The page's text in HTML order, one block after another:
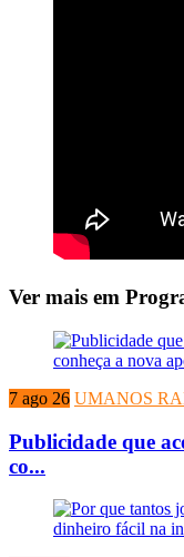
Ver mais em
7 ago 26 UMANOS
Publicidade que
co...